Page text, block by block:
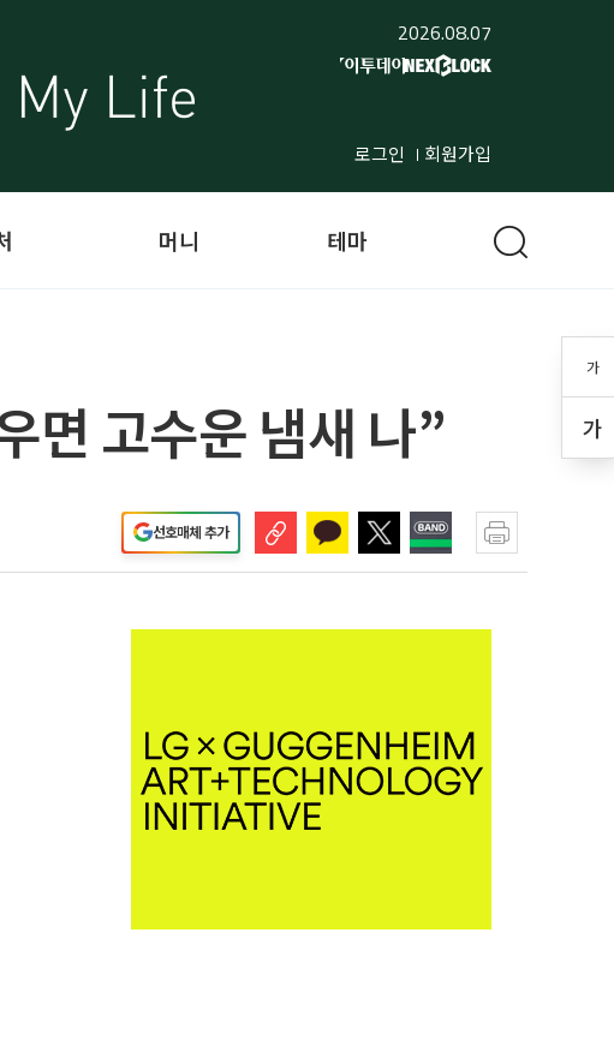
2026.08.07
로그인 회원가입
가
가
머니 테마
면 고수운 냄새 나”
선호매체 추가